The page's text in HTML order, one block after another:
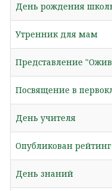
День рождения
Утренник для мам
Представление
Посвящение в
День учителя
Опубликован
День знаний